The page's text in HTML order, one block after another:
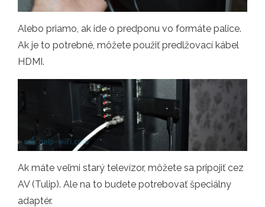
Alebo priamo, ak ide o predponu vo formáte palice.
Ak je to potrebné, môžete použiť predlžovací kábel
HDMI.
Ak máte veľmi starý televízor, môžete sa pripojiť cez
AV (Tulip). Ale na to budete potrebovať špeciálny
adaptér.